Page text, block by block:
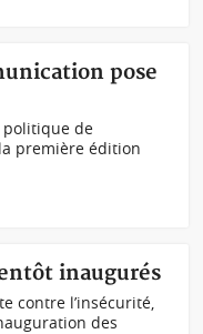
pose
politique de
première édition
inaugurés
contre l’insécurité,
des